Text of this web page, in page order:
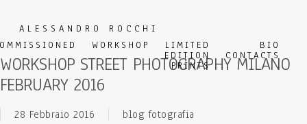
main
content
ALESSANDRO ROCCHI
WORKSHOP
LIMITED
EDITION
PRINTS
BIO
CONTACTS
WORKSHOP STREET PHOTOGRAPHY MILANO
FEBRUARY 2016
28 Febbraio 2016 blog fotografia